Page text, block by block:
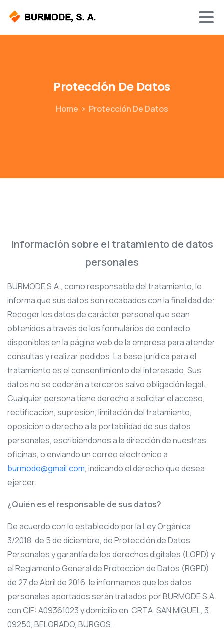
Protección De Datos
Home Protección De Datos
Información sobre el tratamiento de datos
personales
BURMODE S.A., como responsable del tratamiento, le
informa que sus datos son recabados con la finalidad de:
Recoger los datos de carácter personal que sean
obtenidos a través de los formularios de contacto
disponibles en la página web de la empresa para atender
consultas y realizar pedidos. La base jurídica para el
tratamiento es el consentimiento del interesado. Sus
datos no se cederán a terceros salvo obligación legal.
Cualquier persona tiene derecho a solicitar el acceso,
rectificación, supresión, limitación del tratamiento,
oposición o derecho a la portabilidad de sus datos
personales, escribiéndonos a la dirección de nuestras
oficinas, o enviando un correo electrónico a
burmode@gmail.com, indicando el derecho que desea
ejercer.
¿Quién es el responsable de sus datos?
De acuerdo con lo establecido por la Ley Orgánica
3/2018, de 5 de diciembre, de Protección de Datos
Personales y garantía de los derechos digitales (LOPD) y
el Reglamento General de Protección de Datos (RGPD)
de 27 de Abril de 2016, le informamos que los datos
personales aportados serán tratados por BURMODE S.A.
con CIF: A09361023 y domicilio en CRTA. SAN MIGUEL, 3.
09250, BELORADO, BURGOS.